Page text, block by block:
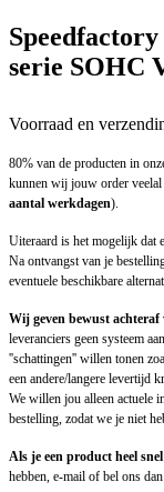
serie SOHC
Voorraad en
80% van de producten in
kunnen wij jouw order
aantal werkdagen).
Uiteraard is het mogelijk dat
Na ontvangst van je
eventuele beschikbare
Wij geven bewust
leveranciers geen systeem
''schattingen'' willen tonen
een andere/langere levertijd
We willen jou alleen actuele
bestelling, zodat we je niet
Als je een product heel
hebben, e-mail of bel ons